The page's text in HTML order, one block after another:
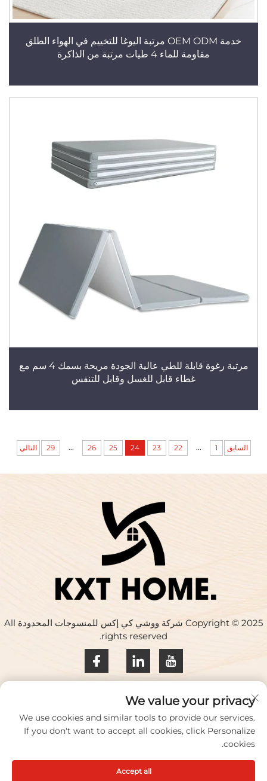
خدمة OEM ODM مرتبة اليوغا للتخييم في الهواء الطلق
مقاومة للماء 4 طيات مرتبة من الذاكرة
مرتبة رغوة قابلة للطي عالية الجودة مريحة بسمك 4 سم مع
غطاء قابل للغسل وقابل للتنفس
السابق 1
...
22
23
24
25
26
...
29 التالي
Copyright © 2025 شركة ووشي كي إكس للمنسوجات المحدودة All
rights reserved.
سياسة الخصوصية
اتصل بنا
We value your privacy
We use cookies and similar tools to provide our services.
If you don't want to accept all cookies, click Personalize
cookies.
Accept all